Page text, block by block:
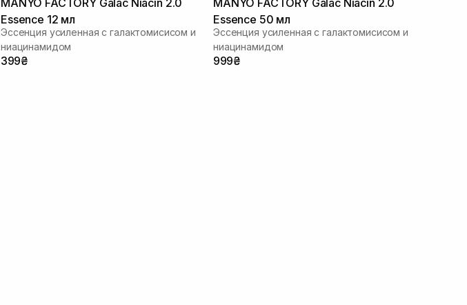
Essence 12 мл
Эссенция усиленная с галактомисисом и
ниацинамидом
399₴
Essence 50 мл
Эссенция усиленная с галактомисисом и
ниацинамидом
999₴